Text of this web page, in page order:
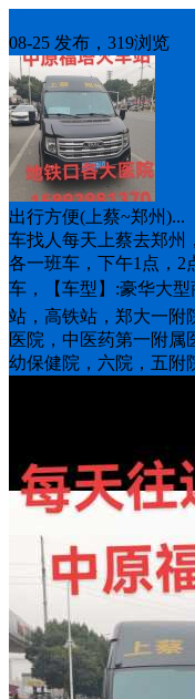
08-25 发布，319浏览
出行方便(上蔡~郑州)...
车找人每天上蔡去郑州
各一班车，下午1点，2
车，【车型】:豪华大
站，高铁站，郑大一附
医院，中医药第一附属
幼保健院，六院，五附